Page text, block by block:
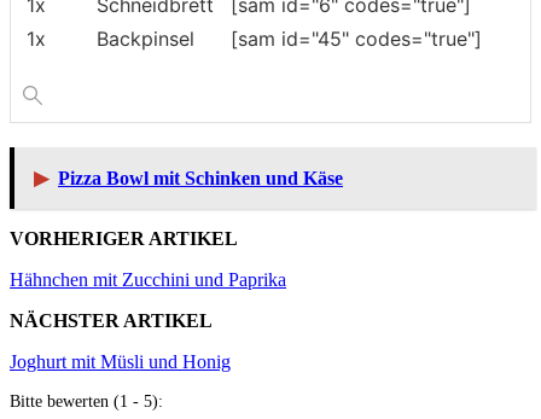
1x
Backpinsel [sam id="45" codes="true"]
▶ Pizza Bowl mit Schinken und Käse
VORHERIGER ARTIKEL
Hähnchen mit Zucchini und Paprika
NÄCHSTER ARTIKEL
Joghurt mit Müsli und Honig
Bitte bewerten (1 - 5):